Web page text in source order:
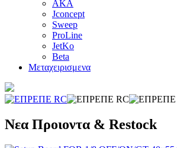
AKA
Jconcept
Sweep
ProLine
JetKo
Beta
Μεταχειρισμενα
Νεα Προιοντα & Restock